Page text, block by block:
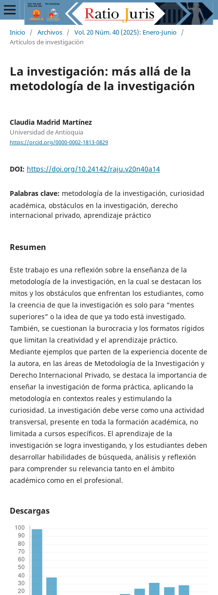
Inicio / Archivos / Vol. 20 Núm. 40 (2025): Enero-Junio /
Artículos de investigación
La investigación: más allá de la
metodología de la investigación
Claudia Madrid Martínez
Universidad de Antioquia
https://orcid.org/0000-0002-1813-0829
DOI: https://doi.org/10.24142/raju.v20n40a14
Palabras clave: metodología de la investigación, curiosidad
académica, obstáculos en la investigación, derecho
internacional privado, aprendizaje práctico
Resumen
Este trabajo es una reflexión sobre la enseñanza de la
metodología de la investigación, en la cual se destacan los
mitos y los obstáculos que enfrentan los estudiantes, como
la creencia de que la investigación es solo para “mentes
superiores” o la idea de que ya todo está investigado.
También, se cuestionan la burocracia y los formatos rígidos
que limitan la creatividad y el aprendizaje práctico.
Mediante ejemplos que parten de la experiencia docente de
la autora, en las áreas de Metodología de la Investigación y
Derecho Internacional Privado, se destaca la importancia de
enseñar la investigación de forma práctica, aplicando la
metodología en contextos reales y estimulando la
curiosidad. La investigación debe verse como una actividad
transversal, presente en toda la formación académica, no
limitada a cursos específicos. El aprendizaje de la
investigación se logra investigando, y los estudiantes deben
desarrollar habilidades de búsqueda, análisis y reflexión
para comprender su relevancia tanto en el ámbito
académico como en el profesional.
Descargas